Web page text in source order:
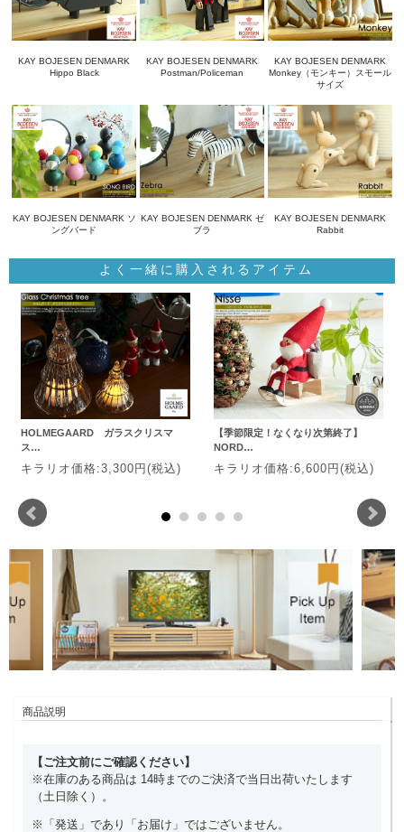
KAY BOJESEN DENMARK
Hippo Black
KAY BOJESEN DENMARK
Postman/Policeman
KAY BOJESEN DENMARK
Monkey（モンキー）スモール
サイズ
KAY BOJESEN DENMARK ソ
ングバード
KAY BOJESEN DENMARK ゼ
ブラ
KAY BOJESEN DENMARK
Rabbit
よく一緒に購入されるアイテム
HOLMEGAARD ガラスクリスマ
ス…
キラリオ価格:3,300円(税込)
【季節限定！なくなり次第終了】
NORD…
キラリオ価格:6,600円(税込)
商品説明
【ご注文前にご確認ください】
※在庫のある商品は 14時までのご決済で当日出荷いたします
（土日除く）。
※「発送」であり「お届け」ではございません。